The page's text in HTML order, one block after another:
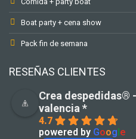
Boat party + cena show
Pack fin de semana
RESEÑAS CLIENTES
Crea despedidas®️
valencia *
4.7
powered by Goog e